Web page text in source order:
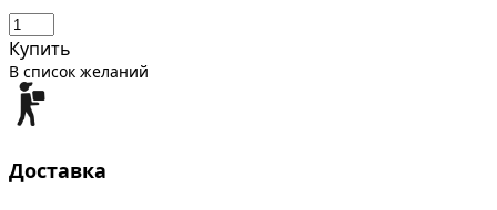
Купить
В список желаний
Доставка